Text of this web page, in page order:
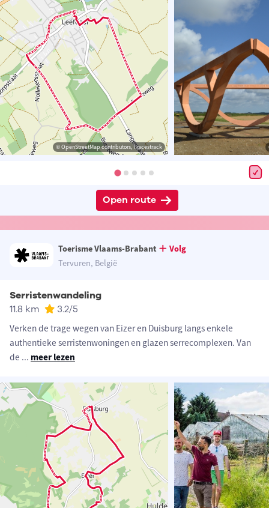
© OpenStreetMap contributors, Tracestrack
Open route
Toerisme Vlaams-Brabant
Volg
Tervuren, België
Serristenwandeling
11.8 km 3.2/5
Verken de trage wegen van Eizer en Duisburg langs enkele
authentieke serristenwoningen en glazen serrecomplexen. Van
de ... meer lezen